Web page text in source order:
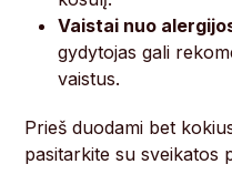
Vaistai nuo
gydytojas gali
vaistus.
Prieš duodami bet
pasitarkite su sveikatos